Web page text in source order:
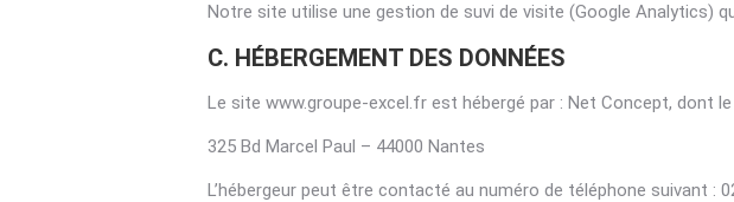
Notre site utilise une gestion de suvi de visite (Google Analytics)
C. HÉBERGEMENT DES DONNÉES
Le site www.groupe-excel.fr est hébergé par : Net Concept, dont
325 Bd Marcel Paul – 44000 Nantes
L’hébergeur peut être contacté au numéro de téléphone suivant :